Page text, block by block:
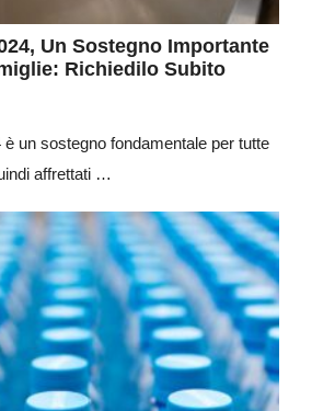
Un Sostegno Importante
Richiedilo Subito
un sostegno fondamentale per tutte
affrettati …